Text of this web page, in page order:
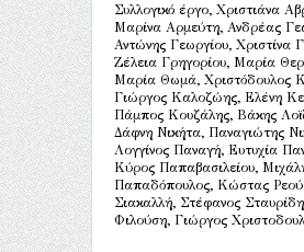
Συλλογικό έργο, Χριστιάνα
Μαρίνα Αρμεύτη, Ανδρέας
Αντώνης Γεωργίου, Χριστίνα
Ζέλεια Γρηγορίου, Μαρία
Μαρία Θωμά, Χριστόδουλος
Γιώργος Καλοζώης, Ελένη
Πάμπος Κουζάλης, Βάκης
Δάφνη Νικήτα, Παναγιώτης
Λογγίνος Παναγή, Ευτυχία
Κύρος Παπαβασιλείου,
Παπαδόπουλος, Κώστας
Σιακαλλή, Στέφανος
Φιλούση, Γιώργος